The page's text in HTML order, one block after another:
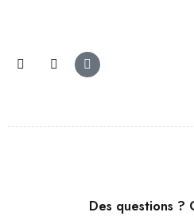
Des questions ?